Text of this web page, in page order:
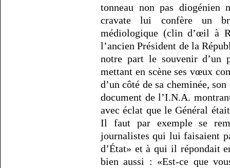
tonneau non pas diogénien
cravate lui confère un
médiologique (clin d’œil à
l’ancien Président de la
notre part le souvenir d’un
mettant en scène ses vœux
d’un côté de sa cheminée,
document de l’I.N.A.
avec éclat que le Général
Il faut par exemple se
journalistes qui lui faisaient
d’État» et à qui il répondait
bien aussi : «Est-ce que